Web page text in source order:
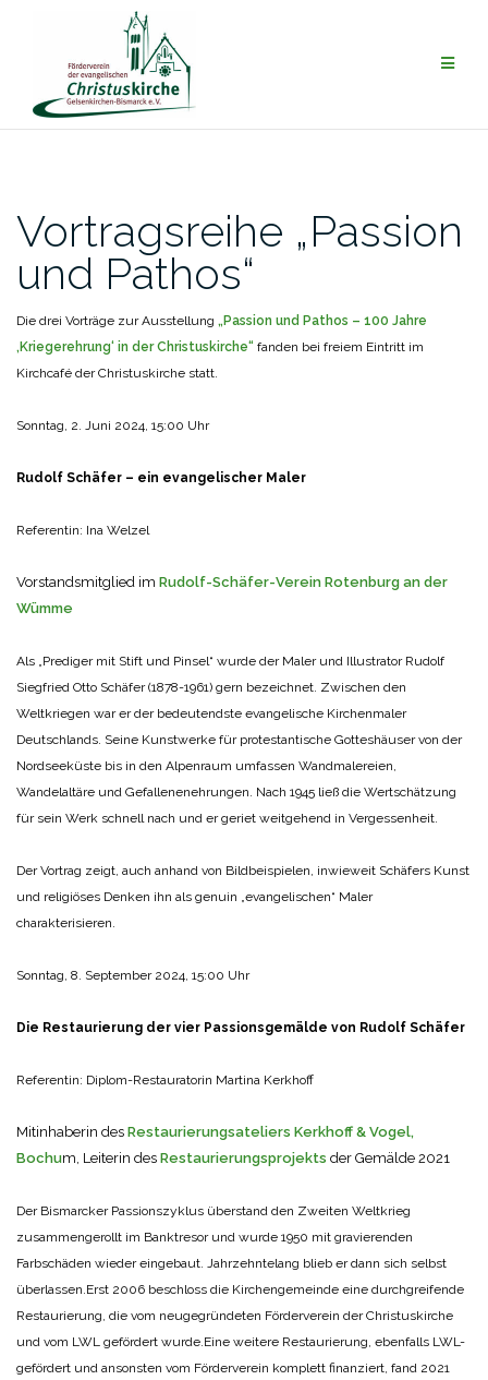
Vortragsreihe „Passion
und Pathos“
Die drei Vorträge zur Ausstellung „Passion und Pathos – 100 Jahre
‚Kriegerehrung‘ in der Christuskirche“ fanden bei freiem Eintritt im
Kirchcafé der Christuskirche statt.
Sonntag, 2. Juni 2024, 15:00 Uhr
Rudolf Schäfer – ein evangelischer Maler
Referentin: Ina Welzel
Vorstandsmitglied im Rudolf-Schäfer-Verein Rotenburg an der
Wümme
Als „Prediger mit Stift und Pinsel“ wurde der Maler und Illustrator Rudolf
Siegfried Otto Schäfer (1878-1961) gern bezeichnet. Zwischen den
Weltkriegen war er der bedeutendste evangelische Kirchenmaler
Deutschlands. Seine Kunstwerke für protestantische Gotteshäuser von der
Nordseeküste bis in den Alpenraum umfassen Wandmalereien,
Wandelaltäre und Gefallenenehrungen. Nach 1945 ließ die Wertschätzung
für sein Werk schnell nach und er geriet weitgehend in Vergessenheit.
Der Vortrag zeigt, auch anhand von Bildbeispielen, inwieweit Schäfers Kunst
und religiöses Denken ihn als genuin „evangelischen“ Maler
charakterisieren.
Sonntag, 8. September 2024, 15:00 Uhr
Die Restaurierung der vier Passionsgemälde von Rudolf Schäfer
Referentin: Diplom-Restauratorin Martina Kerkhoff
Mitinhaberin des Restaurierungsateliers Kerkhoff & Vogel,
Bochum, Leiterin des Restaurierungsprojekts der Gemälde 2021
Der Bismarcker Passionszyklus überstand den Zweiten Weltkrieg
zusammengerollt im Banktresor und wurde 1950 mit gravierenden
Farbschäden wieder eingebaut. Jahrzehntelang blieb er dann sich selbst
überlassen. Erst 2006 beschloss die Kirchengemeinde eine durchgreifende
Restaurierung, die vom neugegründeten Förderverein der Christuskirche
und vom LWL gefördert wurde. Eine weitere Restaurierung, ebenfalls LWL-
gefördert und ansonsten vom Förderverein komplett finanziert, fand 2021